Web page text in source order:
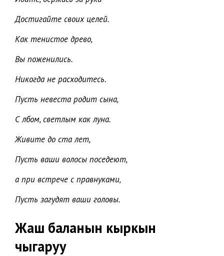
Достигайте своих целей.
Как тенистое древо,
Вы поженились.
Никогда не расходитесь.
Пусть невеста родит сына,
С лбом, светлым как луна.
Живите до ста лет,
Пусть ваши волосы поседеют,
а при встрече с правнуками,
Пусть загудят ваши головы.
Жаш баланын кыркын
чыгаруу